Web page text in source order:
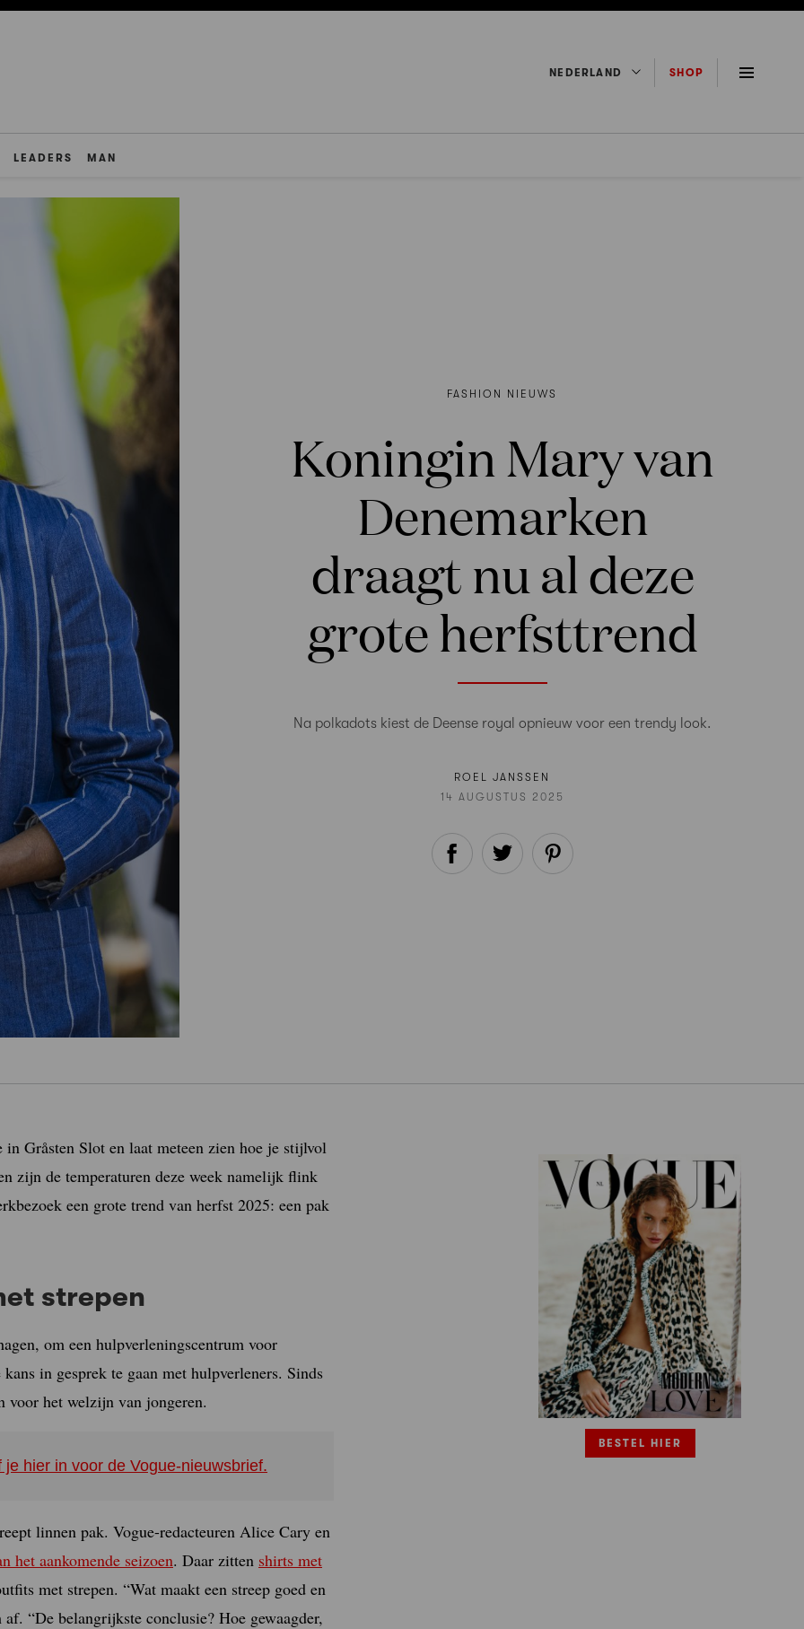
NEDERLAND SHOP
LEADERS MAN
FASHION NIEUWS
Koningin Mary van
Denemarken
draagt nu al deze
grote herfsttrend
Na polkadots kiest de Deense royal opnieuw voor een trendy look.
ROEL JANSSEN
14 AUGUSTUS 2025
Gråsten Slot en laat meteen zien hoe je stijlvol
zijn de temperaturen deze week namelijk flink
een grote trend van herfst 2025: een pak
strepen
om een hulpverleningscentrum voor
in gesprek te gaan met hulpverleners. Sinds
het welzijn van jongeren.
hier in voor de Vogue-nieuwsbrief.
linnen pak. Vogue-redacteuren Alice Cary en
het aankomende seizoen. Daar zitten shirts met
met strepen. “Wat maakt een streep goed en
“De belangrijkste conclusie? Hoe gewaagder,
BESTEL HIER